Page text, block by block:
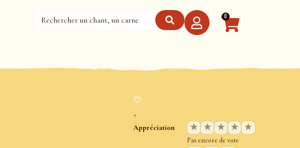
0
♡
+
Appréciation ★ ★ ★ ★ ★
Pas encore de vote